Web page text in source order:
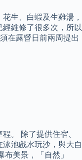
生、白蝦及生雞湯，
維修了很多次，所以
在露營日前兩周提出
。 除了提供住宿、
池戲水玩沙，與大自
美景，「自然」